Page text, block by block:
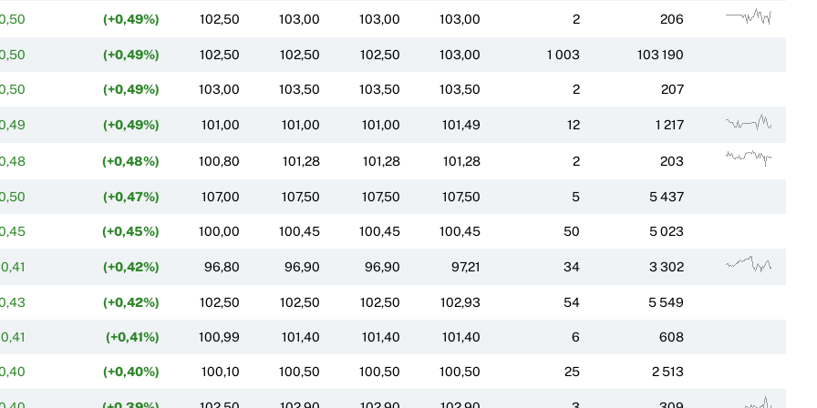
(+0,49%) 102,50 103,00 103,00 103,00 2 206
(+0,49%) 102,50 102,50 102,50 103,00 1 003 103 190
(+0,49%) 103,00 103,50 103,50 103,50 2 207
(+0,49%) 101,00 101,00 101,00 101,49 12 1 217
(+0,48%) 100,80 101,28 101,28 101,28 2 203
(+0,47%) 107,00 107,50 107,50 107,50 5 5 437
(+0,45%) 100,00 100,45 100,45 100,45 50 5 023
(+0,42%) 96,80 96,90 96,90 97,21 34 3 302
(+0,42%) 102,50 102,50 102,50 102,93 54 5 549
(+0,41%) 100,99 101,40 101,40 101,40 6 608
(+0,40%) 100,10 100,50 100,50 100,50 25 2 513